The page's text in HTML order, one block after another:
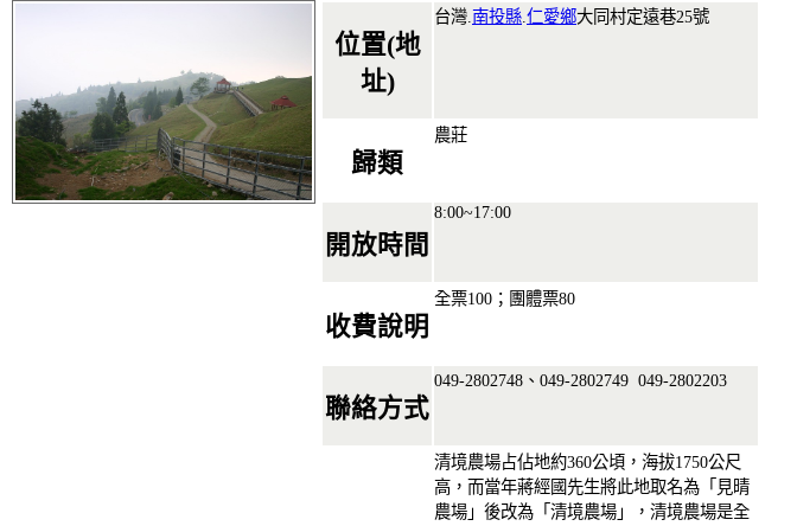
位置(地
址)
台灣. 南投縣 仁愛鄉大同村定遠巷25號
歸類
農莊
開放時間
8:00~17:00
收費說明
全票100；團體票80
聯絡方式
049-2802748、049-2802749 049-2802203
清境農場占佔地約360公頃，海拔1750公尺
高，而當年蔣經國先生將此地取名為「見晴
農場」後改為「清境農場」，清境農場是全